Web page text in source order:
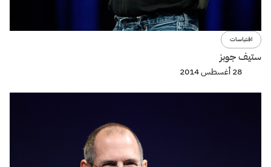
اقتباسات
ستيف جوبز
28 أغسطس 2014